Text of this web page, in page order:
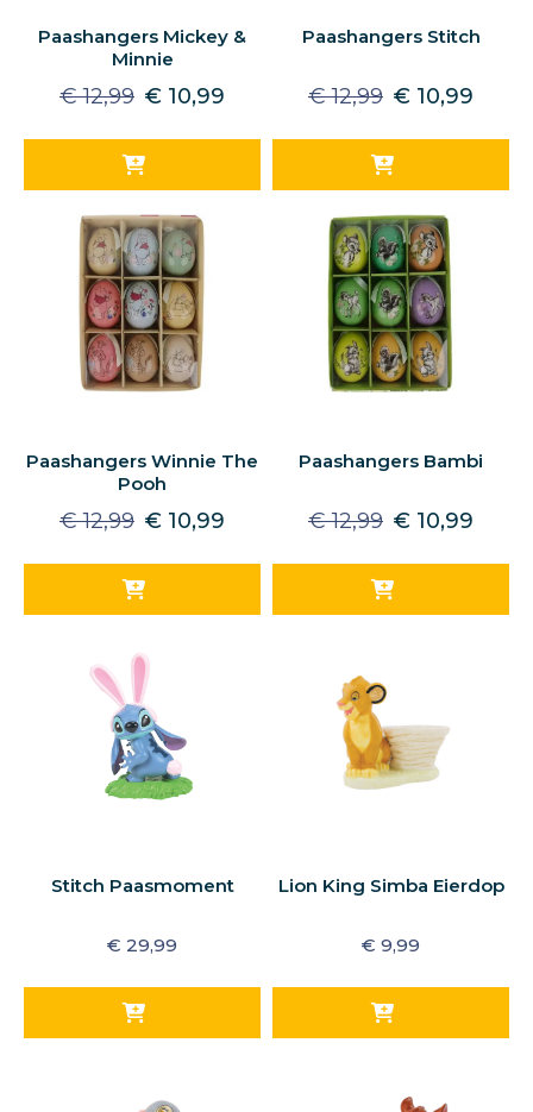
Paashangers Mickey &
Minnie
€12,99 € 10,99
Paashangers Stitch
€12,99 € 10,99
Paashangers Winnie The
Pooh
€12,99 € 10,99
Paashangers Bambi
€12,99 € 10,99
Stitch Paasmoment
€ 29,99
Lion King Simba Eierdop
€ 9,99